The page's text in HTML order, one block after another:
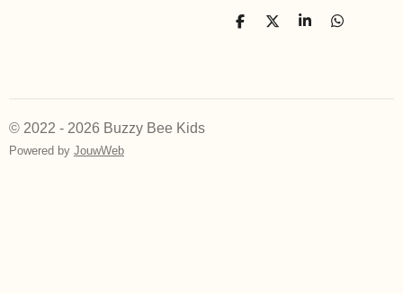
D
D
S
D
© 2022 - 2026 Buzzy Bee Kids
Powered by JouwWeb